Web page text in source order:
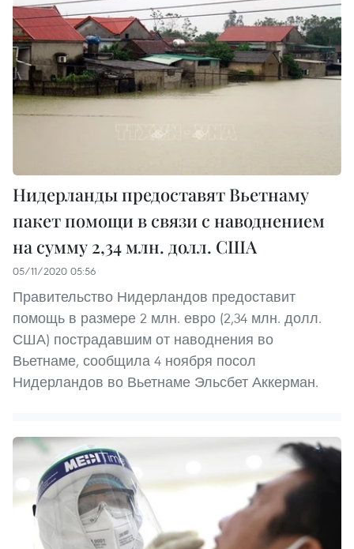
Нидерланды предоставят Вьетнаму
пакет помощи в связи с наводнением
на сумму 2,34 млн. долл. США
05/11/2020 05:56
Правительство Нидерландов предоставит
помощь в размере 2 млн. евро (2,34 млн. долл.
США) пострадавшим от наводнения во
Вьетнаме, сообщила 4 ноября посол
Нидерландов во Вьетнаме Эльсбет Аккерман.